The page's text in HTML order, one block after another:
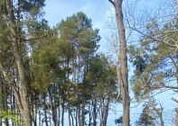
დაკავშირებით
კობახიძის
ყველა სიახლე